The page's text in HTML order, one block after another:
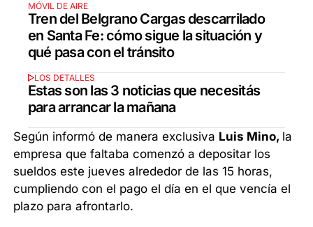
MÓVIL DE AIRE
Tren del Belgrano Cargas descarrilado
en Santa Fe: cómo sigue la situación y
qué pasa con el tránsito
LOS DETALLES
Estas son las 3 noticias que necesitás
para arrancar la mañana
Según informó de manera exclusiva Luis Mino, la
empresa que faltaba comenzó a depositar los
sueldos este jueves alrededor de las 15 horas,
cumpliendo con el pago el día en el que vencía el
plazo para afrontarlo.